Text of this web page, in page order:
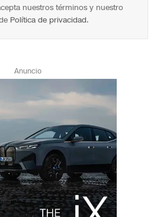
nuestros términos y nuestro
Política de privacidad.
Anuncio